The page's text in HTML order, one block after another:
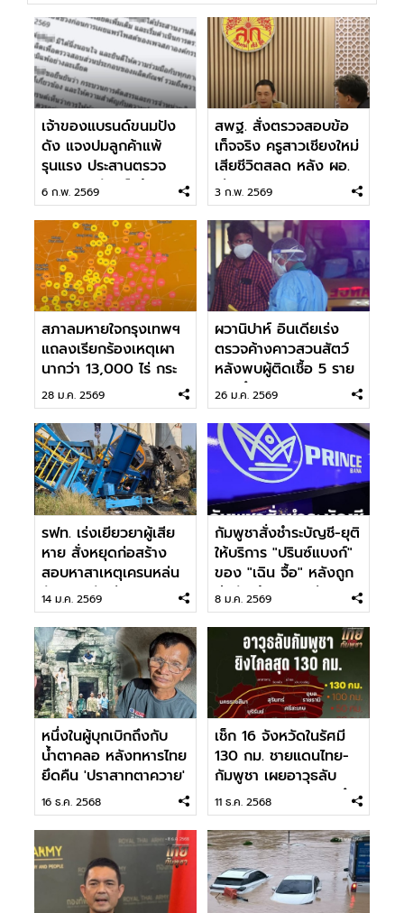
เจ้าของแบรนด์ขนมปัง
ดัง แจงปมลูกค้าแพ้
รุนแรง ประสานตรวจ
สอบผลิตภัณฑ์แล้ว
6 ก.พ. 2569
สพฐ. สั่งตรวจสอบข้อ
เท็จจริง ครูสาวเชียงใหม่
เสียชีวิตสลด หลัง ผอ.
เรียกพบ
3 ก.พ. 2569
สภาลมหายใจกรุงเทพฯ
แถลงเรียกร้องเหตุเผา
นากว่า 13,000 ไร่ กระ
ทบกทม.-ปริมณฑล
28 ม.ค. 2569
ผวานิปาห์ อินเดียเร่ง
ตรวจค้างคาวสวนสัตว์
หลังพบผู้ติดเชื้อ 5 ราย
รวมถึงบุคลากรทางการ
แพทย์
26 ม.ค. 2569
รฟท. เร่งเยียวยาผู้เสีย
หาย สั่งหยุดก่อสร้าง
สอบหาสาเหตุเครนหล่น
ทับรถไฟทันที
14 ม.ค. 2569
กัมพูชาสั่งชำระบัญชี-ยุติ
ให้บริการ "ปรินซ์แบงก์"
ของ "เฉิน จื้อ" หลังถูก
ส่งตัวให้ทางการจีน
8 ม.ค. 2569
หนึ่งในผู้บุกเบิกถึงกับ
น้ำตาคลอ หลังทหารไทย
ยึดคืน 'ปราสาทตาควาย'
16 ธ.ค. 2568
เช็ก 16 จังหวัดในรัศมี
130 กม. ชายแดนไทย-
กัมพูชา เผยอาวุธลับ
เขมร PHL-03 ยิงไปถึง
ได้
11 ธ.ค. 2568